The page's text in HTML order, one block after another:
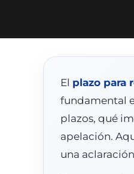
El plazo para
fundamental
plazos, qué
apelación.
una